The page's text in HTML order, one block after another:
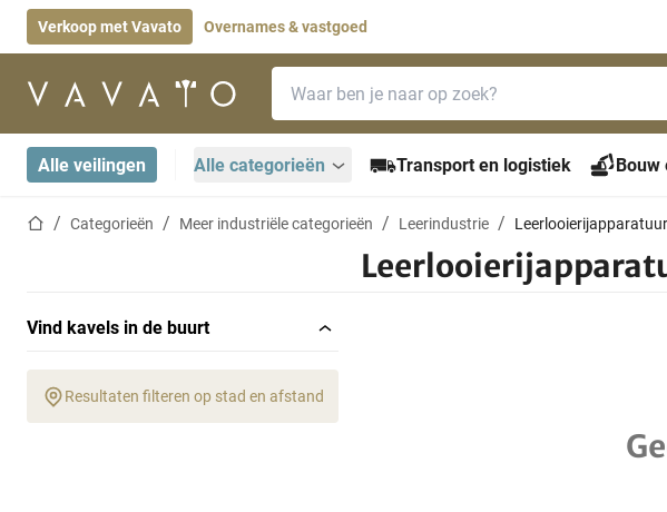
Verkoop met Vavato Overnames & vastgoed
Startpagina
Alle veilingen Alle categorieën Transport en logistiek Bouw
StartpaginaCategorieën Meer industriële categorieën Leerindustrie Leerlooierijapparatuur
Vind kavels in de buurt
Resultaten filteren op stad en afstand